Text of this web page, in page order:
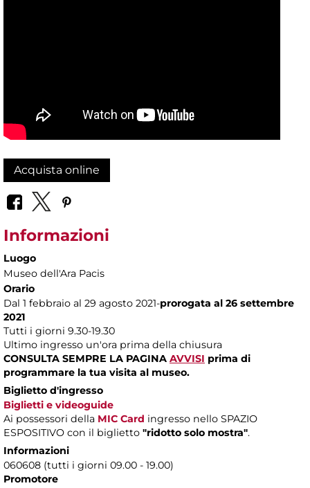
Acquista online
Informazioni
Luogo
Museo dell'Ara Pacis
Orario
Dal 1 febbraio al 29 agosto 2021-prorogata al 26 settembre
2021
Tutti i giorni 9.30-19.30
Ultimo ingresso un'ora prima della chiusura
CONSULTA SEMPRE LA PAGINA AVVISI prima di
programmare la tua visita al museo.
Biglietto d'ingresso
Biglietti e videoguide
Ai possessori della MIC Card ingresso nello SPAZIO
ESPOSITIVO con il biglietto "ridotto solo mostra".
Informazioni
060608 (tutti i giorni 09.00 - 19.00)
Promotore